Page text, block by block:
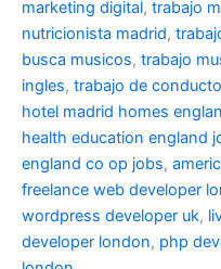
marketing digital, trabajo
nutricionista madrid,
busca musicos, trabajo
ingles, trabajo de
hotel madrid homes
health education england
england co op jobs,
freelance web developer
wordpress developer uk,
developer london, php